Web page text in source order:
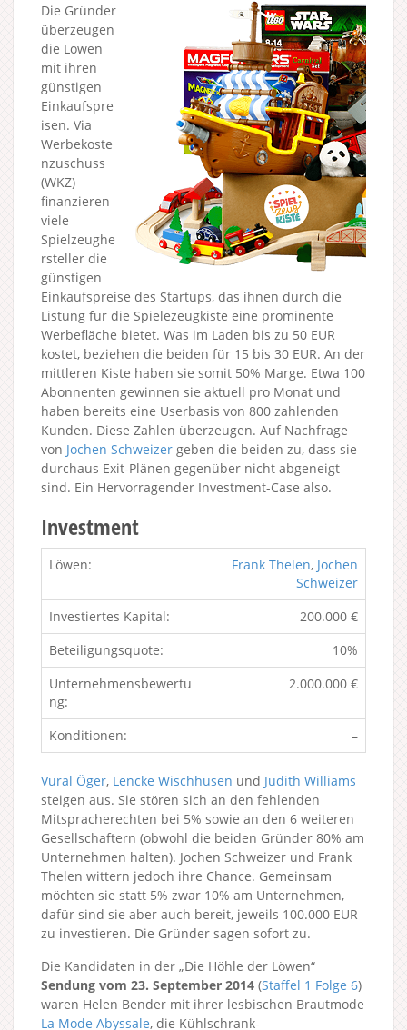
Die Gründer
überzeugen
die Löwen
mit ihren
günstigen
Einkaufspre
isen. Via
Werbekoste
nzuschuss
(WKZ)
finanzieren
viele
Spielzeughe
rsteller die
günstigen
Einkaufspreise des Startups, das ihnen durch die
Listung für die Spielezeugkiste eine prominente
Werbefläche bietet. Was im Laden bis zu 50 EUR
kostet, beziehen die beiden für 15 bis 30 EUR. An der
mittleren Kiste haben sie somit 50% Marge. Etwa 100
Abonnenten gewinnen sie aktuell pro Monat und
haben bereits eine Userbasis von 800 zahlenden
Kunden. Diese Zahlen überzeugen. Auf Nachfrage
von Jochen Schweizer geben die beiden zu, dass sie
durchaus Exit-Plänen gegenüber nicht abgeneigt
sind. Ein Hervorragender Investment-Case also.
Investment
Löwen: Frank Thelen, Jochen
Schweizer
Investiertes Kapital:
200.000 €
Beteiligungsquote:
10%
Unternehmensbewertu
ng:
2.000.000 €
Konditionen: –
Vural Öger, Lencke Wischhusen und Judith Williams
steigen aus. Sie stören sich an den fehlenden
Mitspracherechten bei 5% sowie an den 6 weiteren
Gesellschaftern (obwohl die beiden Gründer 80% am
Unternehmen halten). Jochen Schweizer und Frank
Thelen wittern jedoch ihre Chance. Gemeinsam
möchten sie statt 5% zwar 10% am Unternehmen,
dafür sind sie aber auch bereit, jeweils 100.000 EUR
zu investieren. Die Gründer sagen sofort zu.
Die Kandidaten in der „Die Höhle der Löwen“
Sendung vom 23. September 2014 (Staffel 1 Folge 6)
waren Helen Bender mit ihrer lesbischen Brautmode
La Mode Abyssale, die Kühlschrank-